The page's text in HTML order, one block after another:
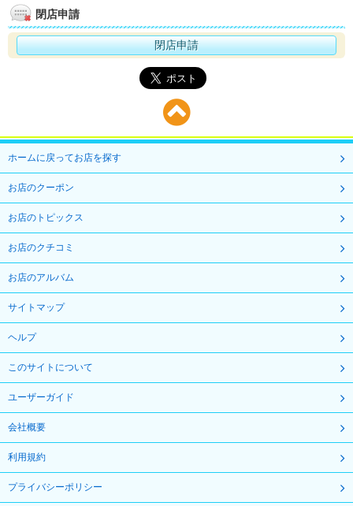
閉店申請
閉店申請
ホームに戻ってお店を探す
お店のクーポン
お店のトピックス
お店のクチコミ
お店のアルバム
サイトマップ
ヘルプ
このサイトについて
ユーザーガイド
会社概要
利用規約
プライバシーポリシー